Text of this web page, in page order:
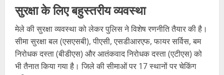
सुरक्षा के लिए बहुस्तरीय व्यवस्था
मेले की सुरक्षा व्यवस्था को लेकर पुलिस ने विशेष रणनीति तैयार की है।
सीमा सुरक्षा बल (एसएसबी), पीएसी, एसडीआरएफ, फायर सर्विस, बम
निरोधक दस्ता (बीडीएस) और आतंकवाद निरोधक दस्ता (एटीएस) को
भी तैनात किया गया है। जिले की सीमाओं पर 17 स्थानों पर चेकिंग